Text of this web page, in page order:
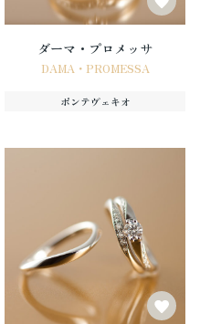
ダーマ・プロメッサ
DAMA・PROMESSA
ポンテヴェキオ